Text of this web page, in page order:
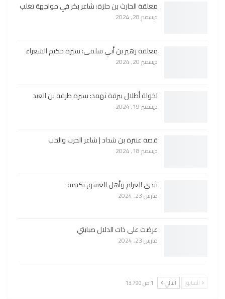
معلقة الحارث بن حلزة: شاعر بكر في مواجهة تغلب
ديسمبر 28, 2024
معلقة زهير بن أبي سلمى: سيرة حكيم الشعراء
ديسمبر 20, 2024
لخولة أطلال ببرقة ثهمد: سيرة طرفة بن العبد
ديسمبر 19, 2024
قصة عنترة بن شداد | شاعر الحرب والحب
ديسمبر 18, 2024
تبدي الغرام وأهل العشق تكتمه
مارس 23, 2024
عرضت على ذات الدلال صبابتي
مارس 23, 2024
السابق التالي 1 من 13٬790